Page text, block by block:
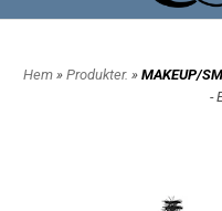
Hem » Produkter. » MAKEUP/
-